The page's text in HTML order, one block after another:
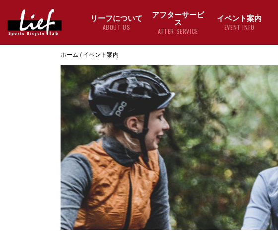
リーフについて
ABOUT US
アフターサービ
ス
AFTER SERVICE
イベント案内
EVENT INFO
ホーム / イベント案内